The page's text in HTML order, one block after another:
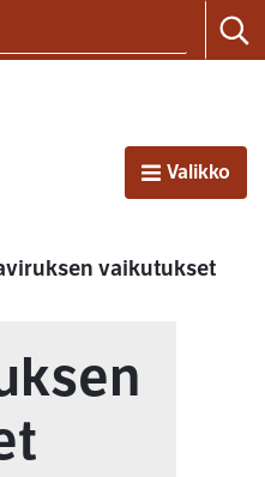
AvaaValikko
vaikutukset